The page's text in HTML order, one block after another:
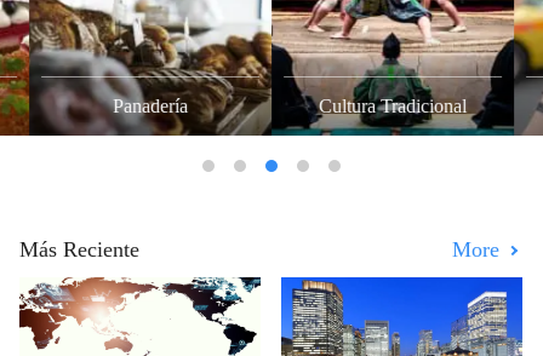
Panadería Cultura Tradicional
Más Reciente More